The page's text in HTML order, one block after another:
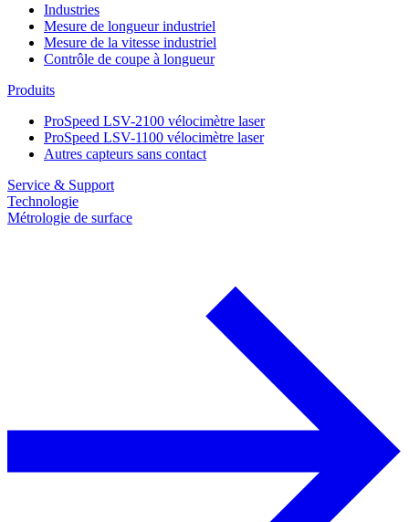
Industries
Mesure de longueur industriel
Mesure de la vitesse industriel
Contrôle de coupe à longueur
Produits
ProSpeed LSV-2100 vélocimètre laser
ProSpeed LSV-1100 vélocimètre laser
Autres capteurs sans contact
Service & Support
Technologie
Métrologie de surface